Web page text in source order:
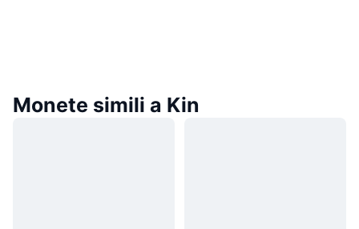
Monete simili a Kin